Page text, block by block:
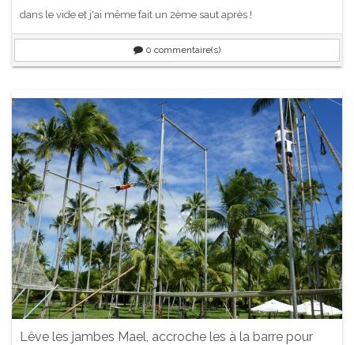
dans le vide et j'ai même fait un 2ème saut après !
0 commentaire(s)
Lêve les jambes Mael, accroche les à la barre pour